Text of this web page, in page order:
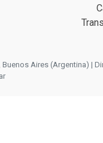
Aires (Argentina) |